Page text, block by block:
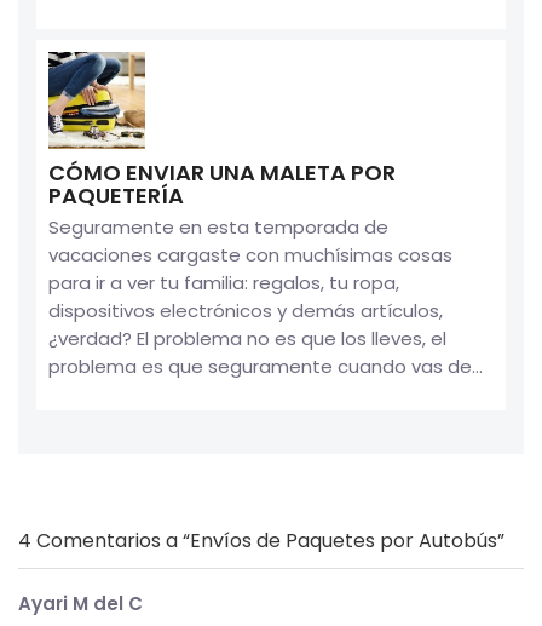
CÓMO ENVIAR UNA MALETA POR
PAQUETERÍA
Seguramente en esta temporada de
vacaciones cargaste con muchísimas cosas
para ir a ver tu familia: regalos, tu ropa,
dispositivos electrónicos y demás artículos,
¿verdad? El problema no es que los lleves, el
problema es que seguramente cuando vas de...
4 Comentarios a “Envíos de Paquetes por Autobús”
Ayari M del C